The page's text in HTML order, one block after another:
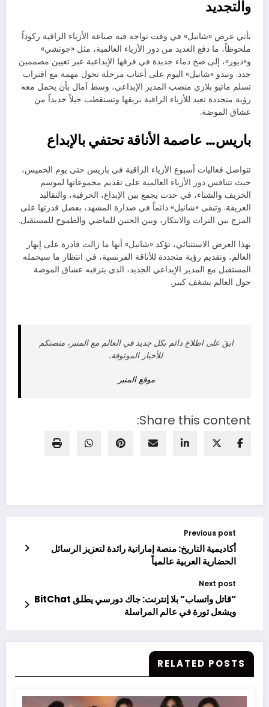
والتجديد
يأتي عرض «شانيل» في وقت تواجه فيه صناعة الأزياء الراقية ركوداً
ملحوظاً، ما دفع العديد من دور الأزياء العالمية، مثل «جوتشي»
و«ديور»، إلى ضخ دماء جديدة في فرقها الإبداعية عبر تعيين مصممين
جدد. وتبدو «شانيل» اليوم على أعتاب مرحلة تحول مهمة مع اقتراب
تسلم ماتيو بلازي منصب المدير الإبداعي، وسط آمال بأن يحمل معه
رؤية متجددة تعيد للأزياء الراقية بريقها وتستقطب جيلاً جديداً من
عشاق الموضة.
باريس… عاصمة الأناقة تحتفي بالإبداع
تتواصل فعاليات أسبوع الأزياء الراقية في باريس حتى يوم الخميس،
حيث تتنافس دور الأزياء العالمية على تقديم مجموعاتها لموسم
الخريف والشتاء، في حدث يجمع بين الإبداع، الحرفية، والتقاليد
العريقة. وتبقى «شانيل» دائماً في صدارة المشهد، بفضل قدرتها على
المزج بين التراث والابتكار، وبين الحنين للماضي والطموح للمستقبل.
بهذا العرض الاستثنائي، تؤكد «شانيل» أنها ما زالت قادرة على إبهار
العالم، وتقديم رؤية متجددة للأناقة الفرنسية، في انتظار ما سيحمله
المستقبل مع المدير الإبداعي الجديد، الذي يترقبه عشاق الموضة
حول العالم بشغف كبير.
ابقَ على اطلاع دائم بكل جديد في العالم مع المنبر، منصتكم
للأخبار الموثوقة.
موقع المنبر
Share this content:
Previous post
أكاديمية التاريخ: منصة إماراتية رائدة لتعزيز الرسائل
الحضارية العربية عالمياً
Next post
“قاتل واتساب” بلا إنترنت: جاك دورسي يطلق BitChat
ويشعل ثورة في عالم المراسلة
RELATED POSTS